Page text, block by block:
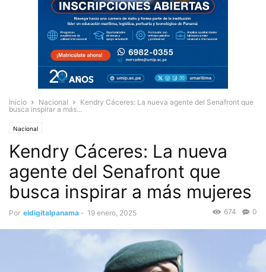
Inicio Nacional
Kendry Cáceres: La nueva agente del Senafront que
busca inspirar a más...
Nacional
Kendry Cáceres: La nueva
agente del Senafront que
busca inspirar a más mujeres
Por eldigitalpanama - 19 enero, 2025 0
674